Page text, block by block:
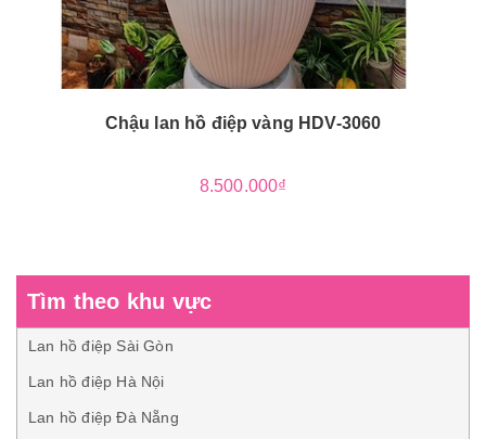
Chậu lan hồ điệp vàng HDV-3060
8.500.000₫
Tìm theo khu vực
Lan hồ điệp Sài Gòn
Lan hồ điệp Hà Nội
Lan hồ điệp Đà Nẵng